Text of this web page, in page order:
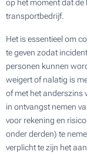
op het moment dat de
transportbedrijf.
Het is essentieel om
te geven zodat
personen kunnen
weigert of nalatig is
of met het anderszins
in ontvangst nemen
voor rekening en
onder derden) te
verplicht te zijn het